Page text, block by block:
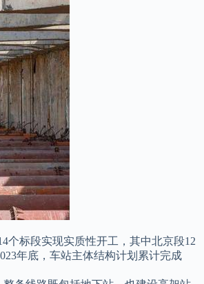
个标段实现实质性开工，其中北京段12
年底，车站主体结构计划累计完成